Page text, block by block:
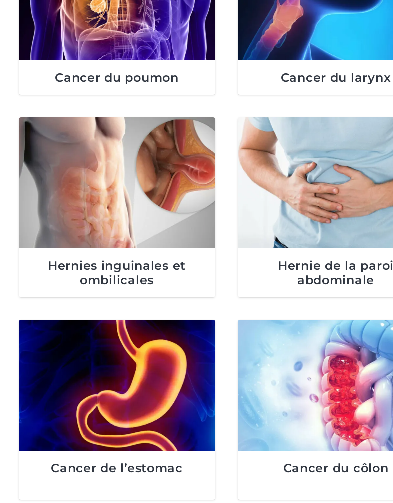
Cancer du poumon Cancer du larynx
Hernies inguinales et
ombilicales
Hernie de la paroi
abdominale
Cancer de l’estomac Cancer du côlon